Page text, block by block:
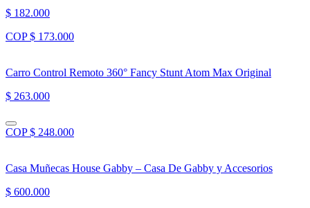
$ 182.000
COP $ 173.000
Carro Control Remoto 360° Fancy Stunt Atom Max Original
$ 263.000
COP $ 248.000
Casa Muñecas House Gabby – Casa De Gabby y Accesorios
$ 600.000